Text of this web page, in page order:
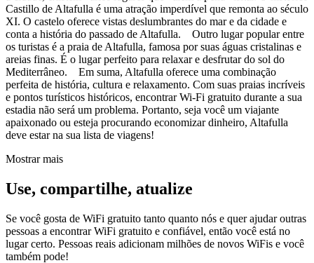
Castillo de Altafulla é uma atração imperdível que remonta ao século
XI. O castelo oferece vistas deslumbrantes do mar e da cidade e
conta a história do passado de Altafulla. Outro lugar popular entre
os turistas é a praia de Altafulla, famosa por suas águas cristalinas e
areias finas. É o lugar perfeito para relaxar e desfrutar do sol do
Mediterrâneo. Em suma, Altafulla oferece uma combinação
perfeita de história, cultura e relaxamento. Com suas praias incríveis
e pontos turísticos históricos, encontrar Wi-Fi gratuito durante a sua
estadia não será um problema. Portanto, seja você um viajante
apaixonado ou esteja procurando economizar dinheiro, Altafulla
deve estar na sua lista de viagens!
Mostrar mais
Use, compartilhe, atualize
Se você gosta de WiFi gratuito tanto quanto nós e quer ajudar outras
pessoas a encontrar WiFi gratuito e confiável, então você está no
lugar certo. Pessoas reais adicionam milhões de novos WiFis e você
também pode!